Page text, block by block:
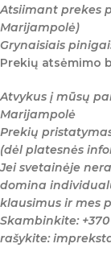
Atsiimant prekes
Marijampolė)
Grynaisiais
Prekių atsėmimo
Atvykus į mūsų
Marijampolė
Prekių
(dėl platesnės
Jei svetainėje
domina
klausimus ir mes
Skambinkite:
rašykite: